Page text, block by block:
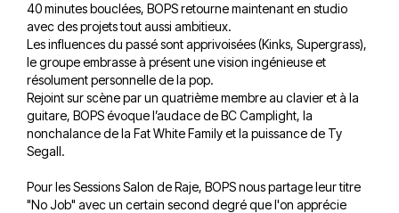
40 minutes bouclées, BOPS retourne maintenant en studio
avec des projets tout aussi ambitieux.
Les influences du passé sont apprivoisées (Kinks, Supergrass),
le groupe embrasse à présent une vision ingénieuse et
résolument personnelle de la pop.
Rejoint sur scène par un quatrième membre au clavier et à la
guitare, BOPS évoque l’audace de BC Camplight, la
nonchalance de la Fat White Family et la puissance de Ty
Segall.
Pour les Sessions Salon de Raje, BOPS nous partage leur titre
"No Job" avec un certain second degré que l'on apprécie